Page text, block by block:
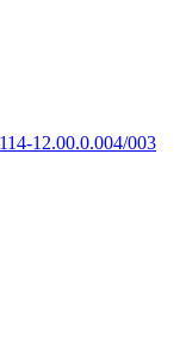
12.00.0.004/003